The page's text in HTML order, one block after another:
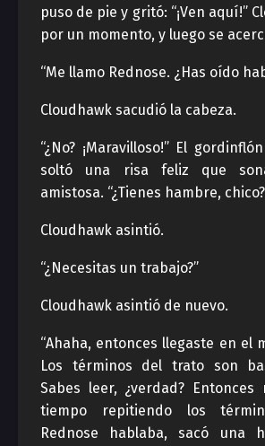
puso de pie y gritó: “¡Ven aquí!”
por un momento, y luego se
“Me llamo Rednose. ¿Has oído
Cloudhawk sacudió la cabeza.
“¿No? ¡Maravilloso!” El
soltó una risa feliz que
amistosa. “¿Tienes hambre,
Cloudhawk asintió.
“¿Necesitas un trabajo?”
Cloudhawk asintió de nuevo.
“Ahaha, entonces llegaste en el
Los términos del trato son
Sabes leer, ¿verdad?
tiempo repitiendo los
Rednose hablaba, sacó una